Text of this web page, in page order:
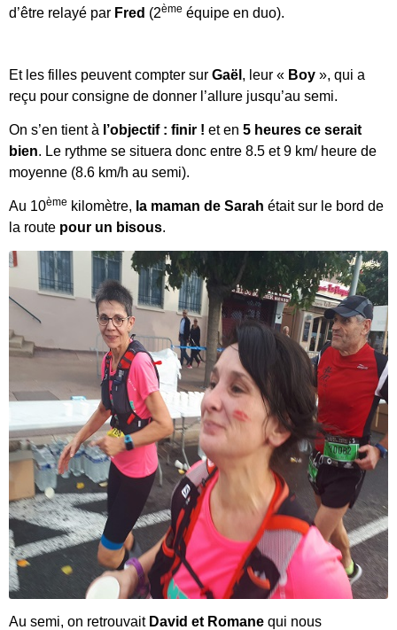
d’être relayé par Fred (2ème équipe en duo).
Et les filles peuvent compter sur Gaël , leur « Boy », qui a
reçu pour consigne de donner l’allure jusqu’au semi.
On s’en tient à l’objectif : finir ! et en 5 heures ce serait
bien. Le rythme se situera donc entre 8.5 et 9 km/ heure de
moyenne (8.6 km/h au semi).
Au 10ème kilomètre, la maman de Sarah était sur le bord de
la route pour un bisous.
Au semi, on retrouvait David et Romane qui nous